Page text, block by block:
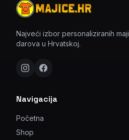
Najveći izbor personaliziranih
darova u Hrvatskoj.
Navigacija
Početna
Shop